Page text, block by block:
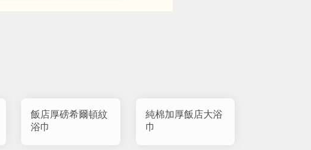
飯店厚磅希爾頓紋
浴巾
純棉加厚飯店大浴
巾